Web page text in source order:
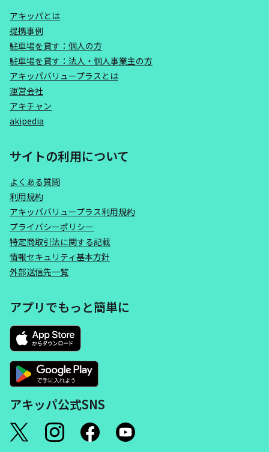
アキッパとは
提携事例
駐車場を貸す：個人の方
駐車場を貸す：法人・個人事業主の方
アキッパバリュープラスとは
運営会社
アキチャン
akipedia
サイトの利用について
よくある質問
利用規約
アキッパバリュープラス利用規約
プライバシーポリシー
特定商取引法に関する記載
情報セキュリティ基本方針
外部送信先一覧
アプリでもっと簡単に
アキッパ公式SNS